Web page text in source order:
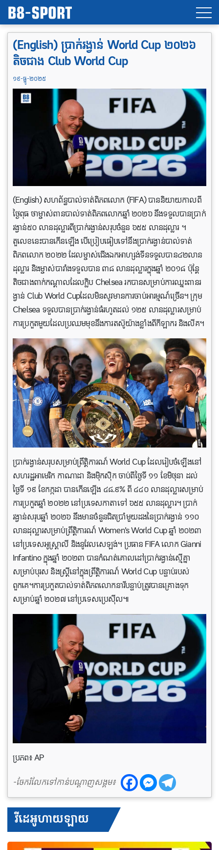
(English) ប្រាក់រង្វាន់ ​World Cup ២០២៦ ​​
តិចជាង Club World Cup
១៩-ធ្នូ-២០២៥
(English) សហព័ន្ធបាល់ទាត់ពិភពលោក (FIFA) បាននិយាយកាលពី
ថ្ងៃពុធ ថាម្ចាស់ពានបាល់ទាត់ពិភពលោកឆ្នាំ ២០២៦ នឹងទទួលបានប្រាក់
រង្វាន់៥០ លានដុល្លារពីប្រាក់រង្វាន់សរុបចំនួន ៦៥៥ លានដុល្លារ ។
តួលេខនេះបានកើនឡើង បើប្រៀបធៀបទៅនឹងប្រាក់រង្វាន់បាល់ទាត់
ពិភពលោក ២០២២ ដែលម្ចាស់ជើងឯកអាហ្សង់ទីនទទួលបាន៤២លាន
ដុល្លារ និងម្ចាស់បារាំងទទួលបាន ៣៨ លានដុល្លារក្នុងឆ្នាំ ២០១៨ ប៉ុន្តែ
តិចជាងពាក់កណ្តាលដែលក្លិប Chelsea រកបានសម្រាប់ការឈ្នះពានរ
ង្វាន់ Club World Cupដែលមិនសូវមានការចាប់អារម្មណ៍ច្រើន។ ក្រុម
Chelsea ទទួលបានប្រាក់រង្វាន់ធំរហូតដល់ ១២៥ លានដុល្លារសម្រាប់
ការប្រកួតមួយដែលប្រឈមមុខនឹងការតស៊ូយ៉ាងខ្លាំងពីកីឡាករ និងលីគ។
ប្រាក់រង្វាន់សរុបសម្រាប់ព្រឹត្តិការណ៍ World Cup ដែលរៀបចំឡើងនៅ
សហរដ្ឋអាមេរិក កាណាដា និងម៉ិកស៊ិក ចាប់ពីថ្ងៃទី ១១ ខែមិថុនា ដល់
ថ្ងៃទី ១៩ ខែកក្កដា បានកើនឡើង ៤៨.៩% ពី ៤៤០ លានដុល្លារសម្រាប់
ការប្រកួតឆ្នាំ ២០២២ នៅប្រទេសកាតាទៅ ៦៥៥ លានដុល្លារ។ ប្រាក់
រង្វាន់សរុបឆ្នាំ ២០២៦ នឹងមានចំនួនជិតប្រាំមួយដងនៃប្រាក់រង្វាន់ ១១០
លានដុល្លារសម្រាប់ព្រឹត្តិការណ៍ Women’s World Cup ឆ្នាំ ២០២៣
នៅប្រទេសអូស្ត្រាលី និងនូវែលសេឡង់។ ប្រធាន FIFA លោក Gianni
Infantino ក្នុងឆ្នាំ ២០២៣ បានកំណត់គោលដៅប្រាក់រង្វាន់ស្មើគ្នា
សម្រាប់បុរស និងស្ត្រីនៅក្នុងព្រឹត្តិការណ៍ World Cup បន្ទាប់របស់
ពួកគេ។ការប្រកួតបាល់ទាត់ពិភពលោកនារីបន្ទាប់ត្រូវបានគ្រោងទុក
សម្រាប់ឆ្នាំ ២០២៧ នៅប្រទេសប្រេស៊ីល៕
ប្រភព៖ AP
-ចែករំលែកទៅកាន់បណ្តាញសង្គម៖
វីដេអូហាយឡាយ